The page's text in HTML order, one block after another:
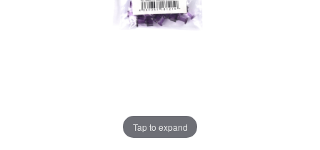
Tap to expand